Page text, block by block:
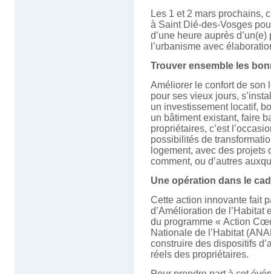
Les 1 et 2 mars prochains,
à Saint Dié-des-Vosges
d’une heure auprès
l’urbanisme avec
Trouver ensemble les
Améliorer le confort de son
pour ses vieux jours,
un investissement locatif,
un bâtiment existant, faire
propriétaires, c’est
possibilités de
logement, avec des projets
comment, ou d’autres
Une opération dans le
Cette action innovante fait
d’Amélioration de
du programme « Action
Nationale de l’Habitat
construire des dispositifs
réels des propriétaires.